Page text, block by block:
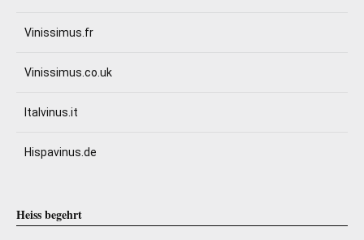
Vinissimus.fr
Vinissimus.co.uk
Italvinus.it
Hispavinus.de
Heiss begehrt